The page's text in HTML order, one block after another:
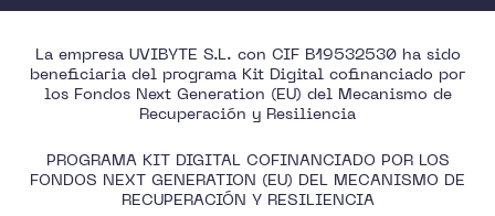
La empresa UVIBYTE S.L. con CIF B19532530 ha sido
beneficiaria del programa Kit Digital cofinanciado por
los Fondos Next Generation (EU) del Mecanismo de
Recuperación y Resiliencia
PROGRAMA KIT DIGITAL COFINANCIADO POR LOS
FONDOS NEXT GENERATION (EU) DEL MECANISMO DE
RECUPERACIÓN Y RESILIENCIA